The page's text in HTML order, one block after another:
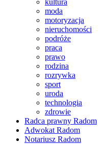
kultura
moda
motoryzacja
nieruchomości
podróże
praca
prawo
rodzina
rozrywka
sport
uroda
technologia
zdrowie
Radca prawny Radom
Adwokat Radom
Notariusz Radom